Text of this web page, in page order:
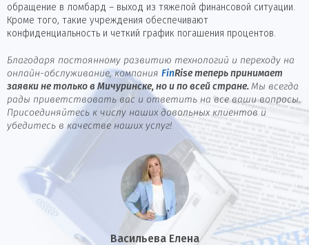
обращение в ломбард – выход из тяжелой финансовой ситуации.
Кроме того, такие учреждения обеспечивают
конфиденциальность и четкий график погашения процентов.
Благодаря постоянному развитию технологий и переходу на
онлайн-обслуживание, компания FinRise теперь принимает
заявки не только в Мичуринске, но и по всей стране. Мы всегда
рады приветствовать вас и ответить на все ваши вопросы.
Присоединяйтесь к числу наших довольных клиентов и
убедитесь в качестве наших услуг!
Васильева Елена